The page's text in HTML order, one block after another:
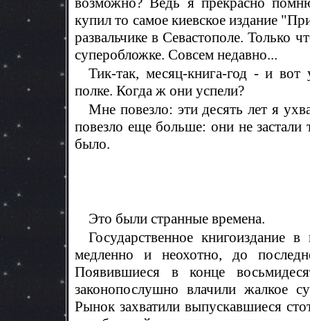
купил то самое киевское издание
развальчике в Севастополе. Только
суперобложке. Совсем недавно...
Тик-так, месяц-книга-год - и
полке. Когда ж они успели?
Мне повезло: эти десять лет я
повезло еще больше: они не застали
было.
Это были странные времена.
Государственное книгоиздание
медленно и неохотно, до
Появившиеся в конце
законопослушно влачили жалкое
Рынок захватили выпускавшиеся